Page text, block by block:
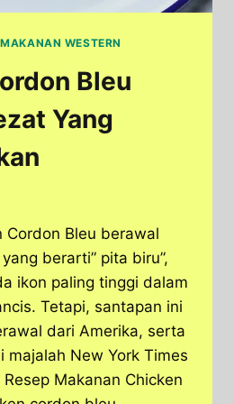
MAKANAN WESTERN
Bleu
Yang
Cordon Bleu berawal
berarti” pita biru”,
ikon paling tinggi dalam
Tetapi, santapan ini
dari Amerika, serta
majalah New York Times
Makanan Chicken